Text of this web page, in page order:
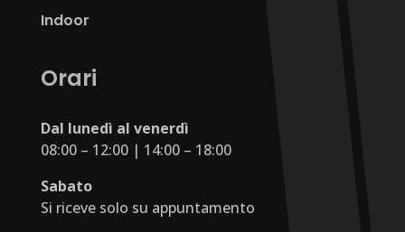
Indoor
Orari
Dal lunedì al venerdì
08:00 – 12:00 | 14:00 – 18:00
Sabato
Si riceve solo su appuntamento